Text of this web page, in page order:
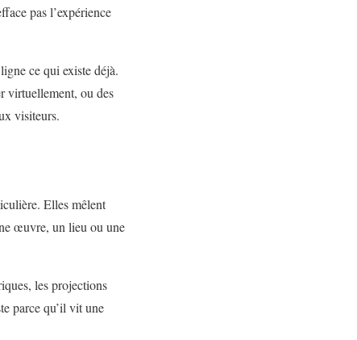
pas l’expérience
ce qui existe déjà.
virtuellement, ou des
visiteurs.
Elles mêlent
œuvre, un lieu ou une
les projections
parce qu’il vit une